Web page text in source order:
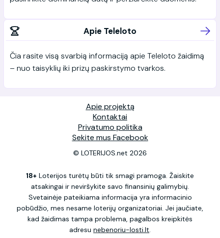
Apie Teleloto
Čia rasite visą svarbią informaciją apie Teleloto žaidimą
– nuo taisyklių iki prizų paskirstymo tvarkos.
Apie projektą
Kontaktai
Privatumo politika
Sekite mus Facebook
© LOTERIJOS.net 2026
18+ Loterijos turėtų būti tik smagi pramoga. Žaiskite
atsakingai ir neviršykite savo finansinių galimybių.
Svetainėje pateikiama informacija yra informacinio
pobūdžio, mes nesame loterijų organizatoriai. Jei jaučiate,
kad žaidimas tampa problema, pagalbos kreipkitės
adresu nebenoriu-losti.lt.